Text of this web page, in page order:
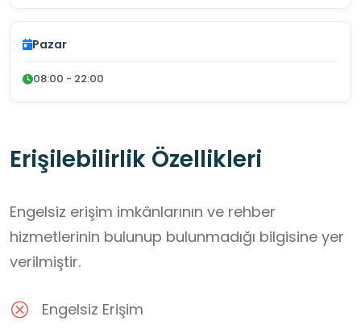
Pazar
08:00 - 22:00
Erişilebilirlik Özellikleri
Engelsiz erişim imkânlarının ve rehber
hizmetlerinin bulunup bulunmadığı bilgisine yer
verilmiştir.
Engelsiz Erişim